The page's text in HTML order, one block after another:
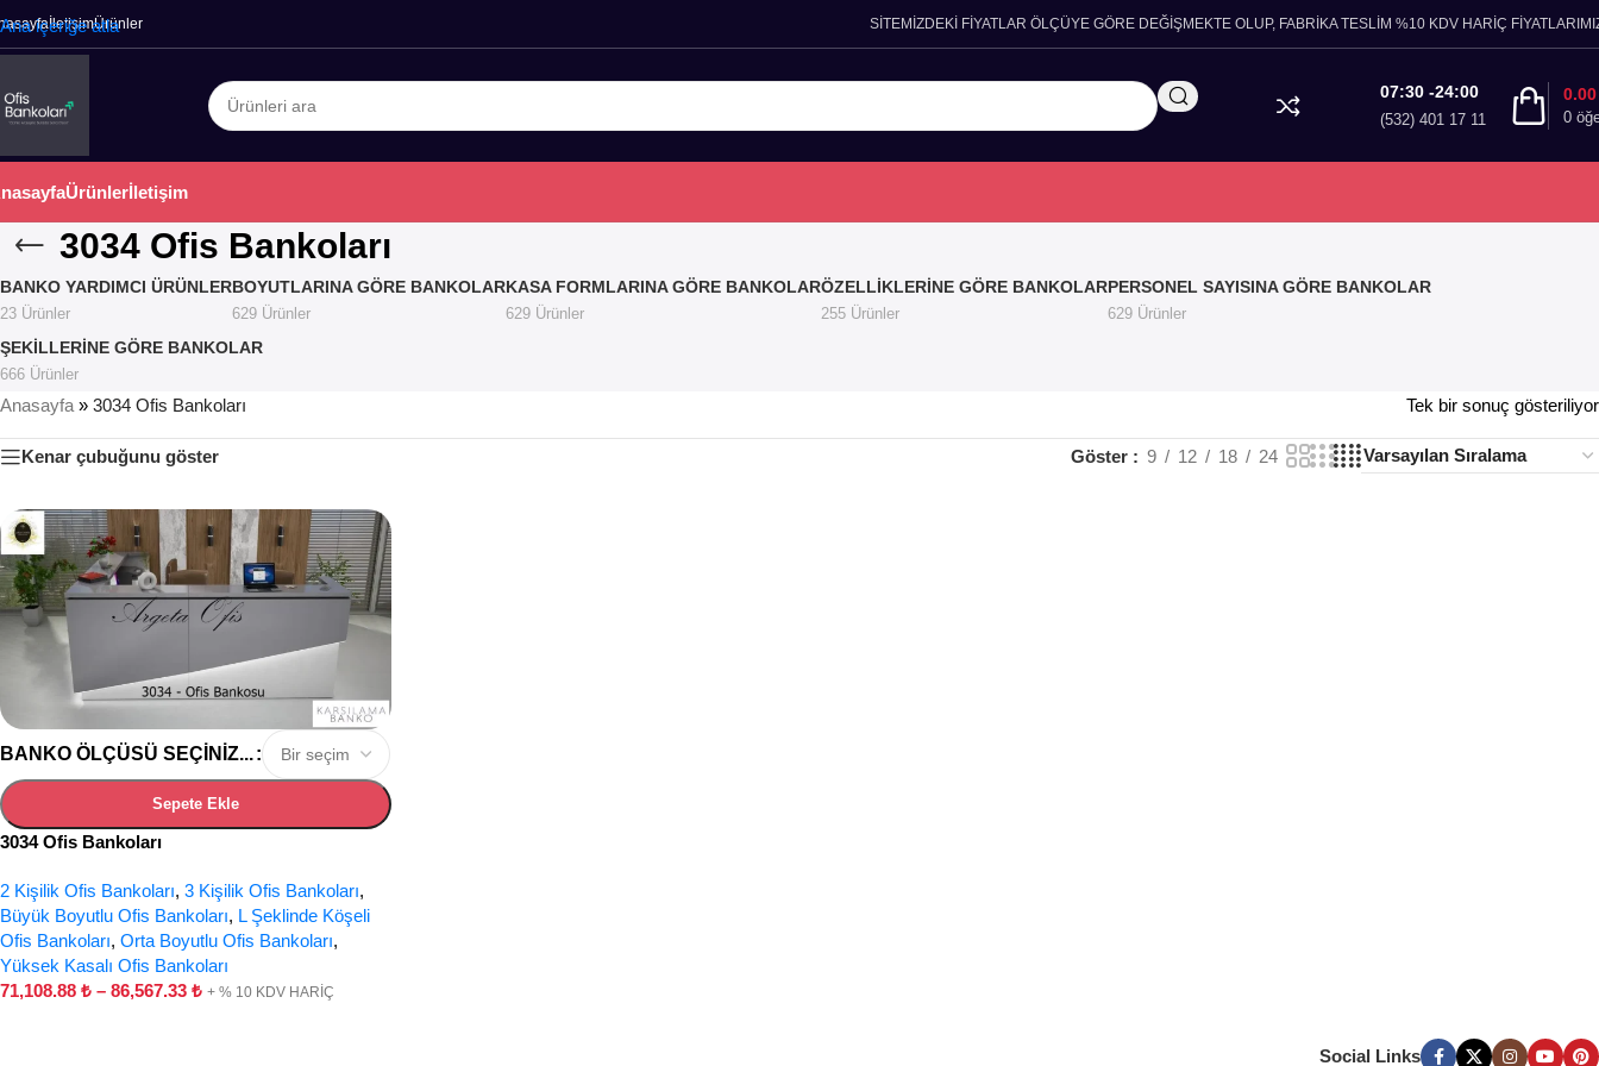
Ana içeriğe atla
İletişimÜrünler SİTEMİZDEKİ FİYATLAR ÖLÇÜYE GÖRE DEĞİŞMEKTE OLUP, FABRİKA TESLİM %10 KDV HARİÇ
07:30 -24:00
(532) 401 17 11 0
Ürünlerİletişim
3034 Ofis Bankoları
BANKO YARDIMCI ÜRÜNLER
23 Ürünler
BOYUTLARINA GÖRE BANKOLAR
629 Ürünler
KASA FORMLARINA GÖRE BANKOLAR
629 Ürünler
ÖZELLIKLERINE GÖRE BANKOLAR
255 Ürünler
PERSONEL SAYISINA GÖRE BANKOLAR
629 Ürünler
ŞEKILLERINE GÖRE BANKOLAR
666 Ürünler
Anasayfa » 3034 Ofis Bankoları Tek bir sonuç gösteriliyor
Kenar çubuğunu göster Göster 9 12 18 24
BANKO ÖLÇÜSÜ SEÇINIZ...
Sepete Ekle
3034 Ofis Bankoları
2 Kişilik Ofis Bankoları, 3 Kişilik Ofis Bankoları,
Büyük Boyutlu Ofis Bankoları, L Şeklinde Köşeli
Ofis Bankoları, Orta Boyutlu Ofis Bankoları,
Yüksek Kasalı Ofis Bankoları
71,108.88 ₺ – 86,567.33 ₺ + % 10 KDV HARİÇ
Social Links